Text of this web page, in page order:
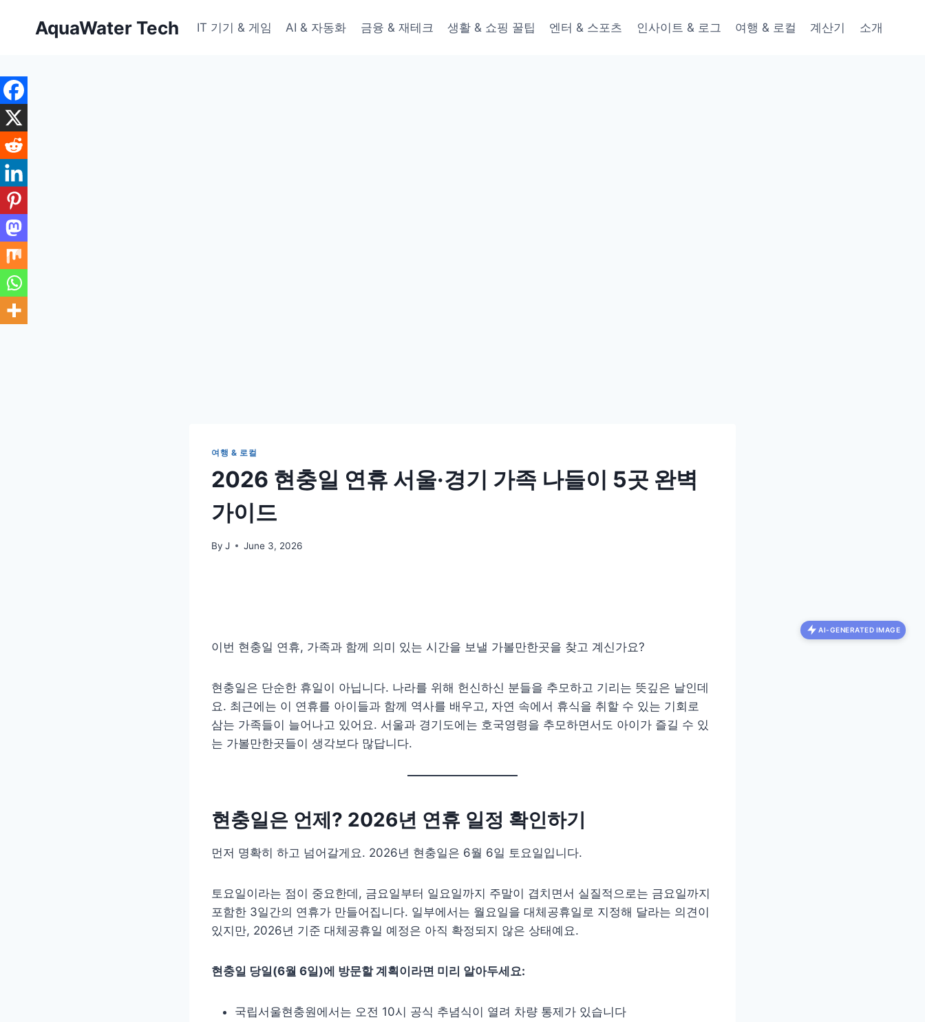
AquaWater Tech IT 기기 & 게임 AI & 자동화 금융 & 재테크 생활 & 쇼핑 꿀팁 엔터 & 스포츠 인사이트 & 로그 여행 & 로컬 계산기 소개
여행 & 로컬
2026 현충일 연휴 서울·경기 가족 나들이 5곳 완벽
가이드
By J June 3, 2026
AI-GENERATED IMAGE
이번 현충일 연휴, 가족과 함께 의미 있는 시간을 보낼 가볼만한곳을 찾고 계신가요?
현충일은 단순한 휴일이 아닙니다. 나라를 위해 헌신하신 분들을 추모하고 기리는 뜻깊은 날인데
요. 최근에는 이 연휴를 아이들과 함께 역사를 배우고, 자연 속에서 휴식을 취할 수 있는 기회로
삼는 가족들이 늘어나고 있어요. 서울과 경기도에는 호국영령을 추모하면서도 아이가 즐길 수 있
는 가볼만한곳들이 생각보다 많답니다.
현충일은 언제? 2026년 연휴 일정 확인하기
먼저 명확히 하고 넘어갈게요. 2026년 현충일은 6월 6일 토요일입니다.
토요일이라는 점이 중요한데, 금요일부터 일요일까지 주말이 겹치면서 실질적으로는 금요일까지
포함한 3일간의 연휴가 만들어집니다. 일부에서는 월요일을 대체공휴일로 지정해 달라는 의견이
있지만, 2026년 기준 대체공휴일 예정은 아직 확정되지 않은 상태예요.
현충일 당일(6월 6일)에 방문할 계획이라면 미리 알아두세요:
국립서울현충원에서는 오전 10시 공식 추념식이 열려 차량 통제가 있습니다